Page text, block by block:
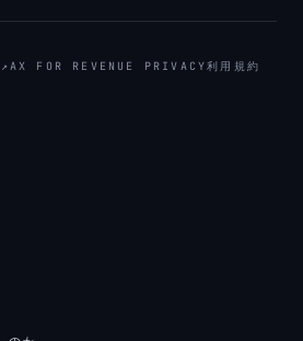
↗ AX FOR REVENUE PRIVACY利用規約